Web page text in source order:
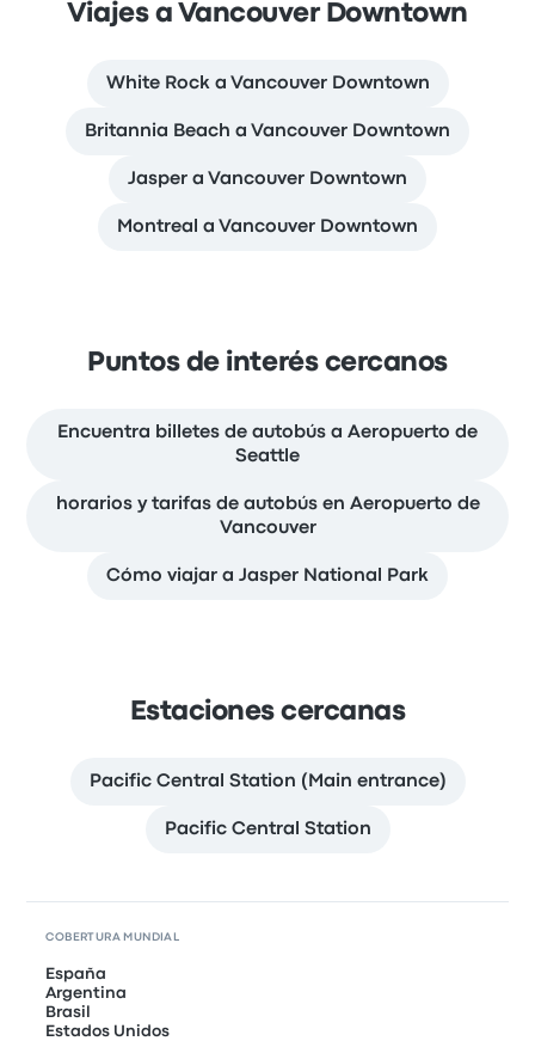
Viajes a Vancouver Downtown
White Rock a Vancouver Downtown
Britannia Beach a Vancouver Downtown
Jasper a Vancouver Downtown
Montreal a Vancouver Downtown
Puntos de interés cercanos
Encuentra billetes de autobús a Aeropuerto de
Seattle
horarios y tarifas de autobús en Aeropuerto de
Vancouver
Cómo viajar a Jasper National Park
Estaciones cercanas
Pacific Central Station (Main entrance)
Pacific Central Station
COBERTURA MUNDIAL
España
Argentina
Brasil
Estados Unidos